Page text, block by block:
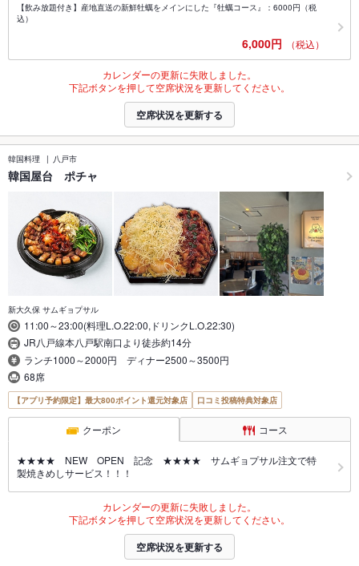
【飲み放題付き】産地直送の新鮮牡蠣をメインにした『牡蠣コース』：6000円（税
込）
6,000円 （税込）
カレンダーの更新に失敗しました。
下記ボタンを押して空席状況を更新してください。
空席状況を更新する
韓国料理 八戸市
韓国屋台 ポチャ
新大久保 サムギョプサル
11:00～23:00(料理L.O.22:00,ドリンクL.O.22:30)
JR八戸線本八戸駅南口より徒歩約14分
ランチ1000～2000円 ディナー2500～3500円
68席
【アプリ予約限定】最大800ポイント還元対象店 口コミ投稿特典対象店
クーポン コース
★★★★ NEW OPEN 記念 ★★★★ サムギョプサル注文で特
製焼きめしサービス！！！
カレンダーの更新に失敗しました。
下記ボタンを押して空席状況を更新してください。
空席状況を更新する